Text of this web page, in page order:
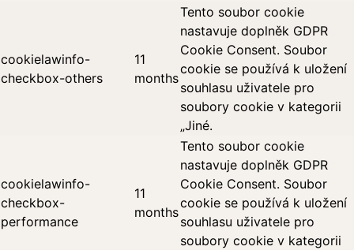
cookielawinfo-
checkbox-others
11
months
Tento soubor cookie
nastavuje doplněk GDPR
Cookie Consent. Soubor
cookie se používá k uložení
souhlasu uživatele pro
soubory cookie v kategorii
„Jiné.
cookielawinfo-
checkbox-
performance
11
months
Tento soubor cookie
nastavuje doplněk GDPR
Cookie Consent. Soubor
cookie se používá k uložení
souhlasu uživatele pro
soubory cookie v kategorii